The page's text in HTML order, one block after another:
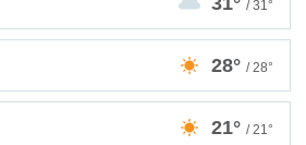
/ 31°
28° / 28°
21° / 21°